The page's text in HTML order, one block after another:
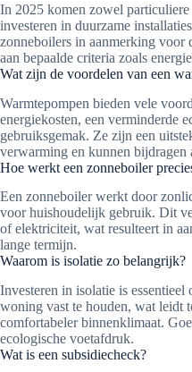
In 2025 komen zowel
investeren in duurzame
zonneboilers in aanmerking
aan bepaalde criteria zoals
Wat zijn de voordelen van een
Warmtepompen bieden vele
energiekosten, een verminderde
gebruiksgemak. Ze zijn een
verwarming en kunnen bijdragen
Hoe werkt een zonneboiler
Een zonneboiler werkt door
voor huishoudelijk gebruik. Dit
of elektriciteit, wat resulteert in
lange termijn.
Waarom is isolatie zo belangrijk?
Investeren in isolatie is
woning vast te houden, wat leidt
comfortabeler binnenklimaat.
ecologische voetafdruk.
Wat is een subsidiecheck?